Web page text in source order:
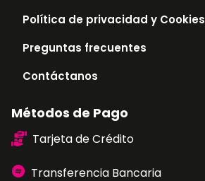
Política de privacidad y Cookies
Preguntas frecuentes
Contáctanos
Métodos de Pago
Tarjeta de Crédito
Transferencia Bancaria